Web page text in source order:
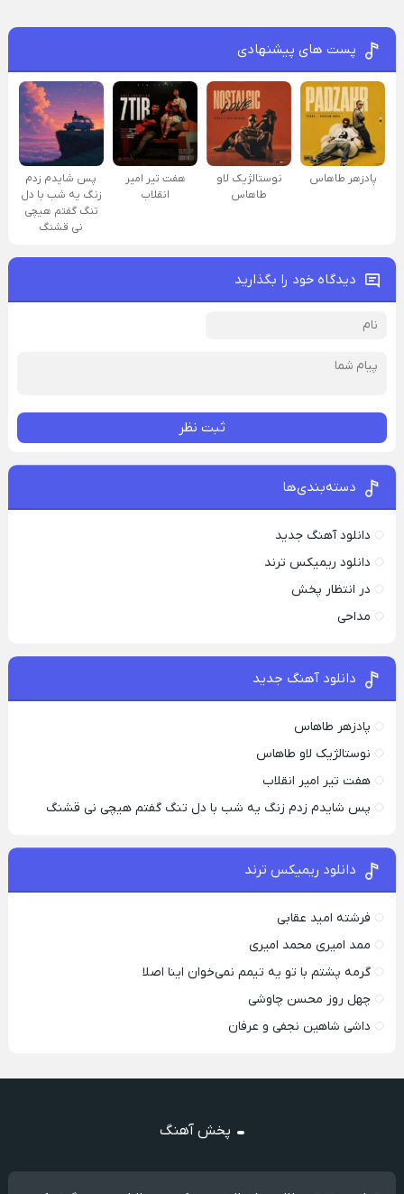
پست های پیشنهادی
پادزهر طاهاس
نوستالژیک لاو
طاهاس
هفت تیر امیر
انقلاب
پس شایدم زدم
زنگ یه شب با دل
تنگ گفتم هیچی
نی قشنگ
دیدگاه خود را بگذارید
ثبت نظر
دسته‌بندی‌ها
دانلود آهنگ جدید
دانلود ریمیکس ترند
در انتظار پخش
مداحی
دانلود آهنگ جدید
پادزهر طاهاس
نوستالژیک لاو طاهاس
هفت تیر امیر انقلاب
پس شایدم زدم زنگ یه شب با دل تنگ گفتم هیچی نی قشنگ
دانلود ریمیکس ترند
فرشته امید عقابی
ممد امیری محمد امیری
گرمه پشتم با تو یه تیمم نمی‌خوان اینا اصلا
چهل روز محسن چاوشی
داشی شاهین نجفی و عرفان
پخش آهنگ